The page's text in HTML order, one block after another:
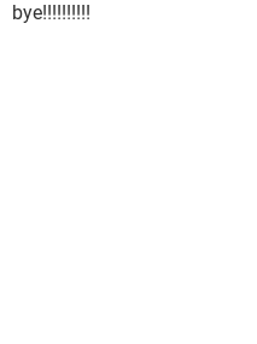
bye!!!!!!!!!!